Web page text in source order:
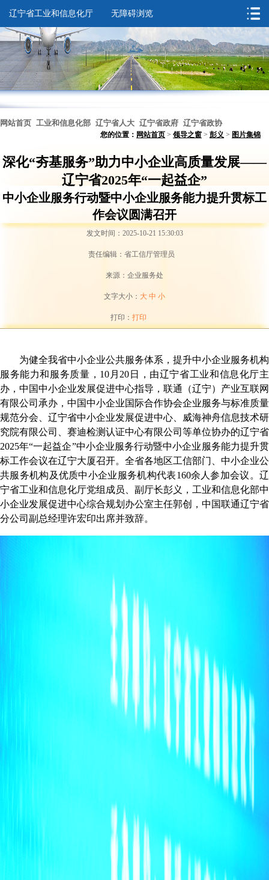
网站首页 工业和信息化部 辽宁省人大 辽宁省政府 辽宁省政协
无障碍浏览
辽宁省工业和信息化厅 无障碍浏览
您的位置： 网站首页 > 领导之窗 > 彭义 > 图片集锦
深化“夯基服务”助力中小企业高质量发展——
辽宁省2025年“一起益企”
中小企业服务行动暨中小企业服务能力提升贯标工
作会议圆满召开
发文时间：2025-10-21 15:30:03
责任编辑：省工信厅管理员
来源：企业服务处
文字大小： 大 中 小
打印： 打印
为健全我省中小企业公共服务体系，提升中小企业服务机构
服务能力和服务质量， 10 月 20 日，由辽宁省工业和信息化厅主
办，中国中小企业发展促进中心指导，联通（辽宁）产业互联网
有限公司承办， 中国中小企业国际合作协会企业服务与标准质量
规范分会、辽宁省中小企业发展促进中心、威海神舟信息技术研
究院有限公司、赛迪检测认证中心有限公司等单位协办的辽宁省
2025年“一起益企”中小企业服务行动暨中小企业服务能力提升贯
标工作会议在辽宁大厦召开。 全省各地区工信部门
、中小企业公
共服务机构及优质中小企业服务机构代表160余人参加会议。辽
宁省工业和信息化厅党组成员、副厅长彭义， 工业和信息化部中
小企业发展促进中心综合规划办公室主任郭创， 中国联通辽宁省
分公司副总经理许宏印出席并致辞。